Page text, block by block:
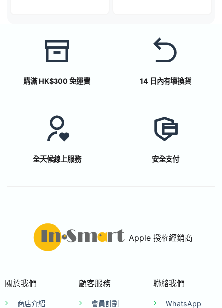
購滿 HK$300 免運費 14 日內有壞換貨
全天候線上服務 安全支付
Apple 授權經銷商
關於我們
商店介紹
顧客服務
會員計劃
聯絡我們
WhatsApp